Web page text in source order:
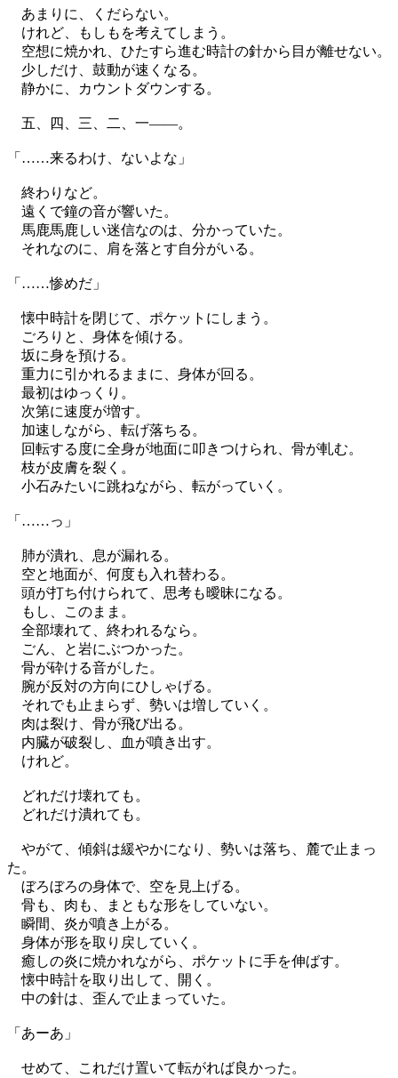
あまりに、くだらない。
けれど、もしもを考えてしまう。
空想に焼かれ、ひたすら進む時計の針から目が離せない。
少しだけ、鼓動が速くなる。
静かに、カウントダウンする。
五、四、三、二、一——。
「……来るわけ、ないよな」
終わりなど。
遠くで鐘の音が響いた。
馬鹿馬鹿しい迷信なのは、分かっていた。
それなのに、肩を落とす自分がいる。
「……惨めだ」
懐中時計を閉じて、ポケットにしまう。
ごろりと、身体を傾ける。
坂に身を預ける。
重力に引かれるままに、身体が回る。
最初はゆっくり。
次第に速度が増す。
加速しながら、転げ落ちる。
回転する度に全身が地面に叩きつけられ、骨が軋む。
枝が皮膚を裂く。
小石みたいに跳ねながら、転がっていく。
「……っ」
肺が潰れ、息が漏れる。
空と地面が、何度も入れ替わる。
頭が打ち付けられて、思考も曖昧になる。
もし、このまま。
全部壊れて、終われるなら。
ごん、と岩にぶつかった。
骨が砕ける音がした。
腕が反対の方向にひしゃげる。
それでも止まらず、勢いは増していく。
肉は裂け、骨が飛び出る。
内臓が破裂し、血が噴き出す。
けれど。
どれだけ壊れても。
どれだけ潰れても。
やがて、傾斜は緩やかになり、勢いは落ち、麓で止まっ
た。
ぼろぼろの身体で、空を見上げる。
骨も、肉も、まともな形をしていない。
瞬間、炎が噴き上がる。
身体が形を取り戻していく。
癒しの炎に焼かれながら、ポケットに手を伸ばす。
懐中時計を取り出して、開く。
中の針は、歪んで止まっていた。
「あーあ」
せめて、これだけ置いて転がれば良かった。